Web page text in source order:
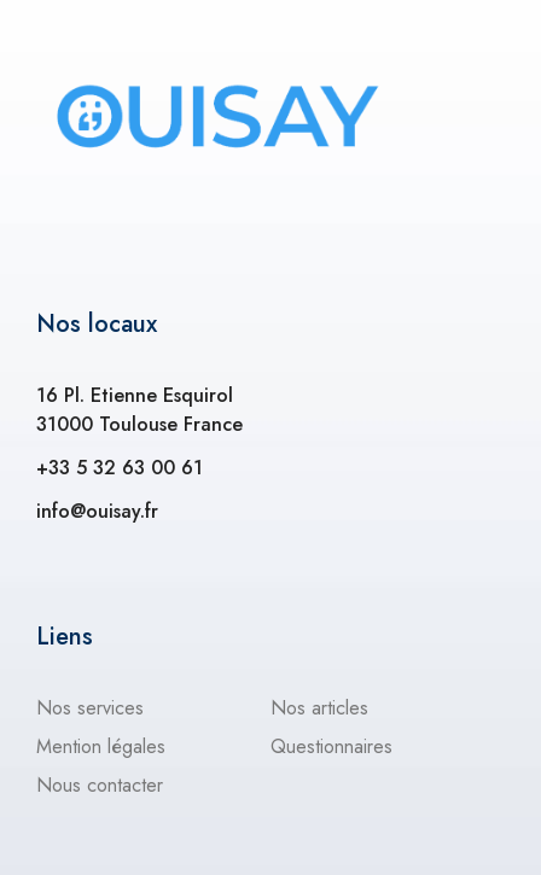
Nos locaux
16 Pl. Etienne Esquirol
31000 Toulouse France
+33 5 32 63 00 61
info@ouisay.fr
Liens
Nos services
Nos articles
Mention légales
Questionnaires
Nous contacter